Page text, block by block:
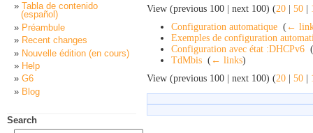
View (previous 100 | next 100) (20 | 50 |
Configuration automatique ( ←
Exemples de configuration
Configuration avec état :DHCPv6 (
TdMbis ( ← links)
View (previous 100 | next 100) (20 | 50 |
Tabla de contenido
(español)
Préambule
Recent changes
Nouvelle édition (en cours)
Help
G6
Blog
Search